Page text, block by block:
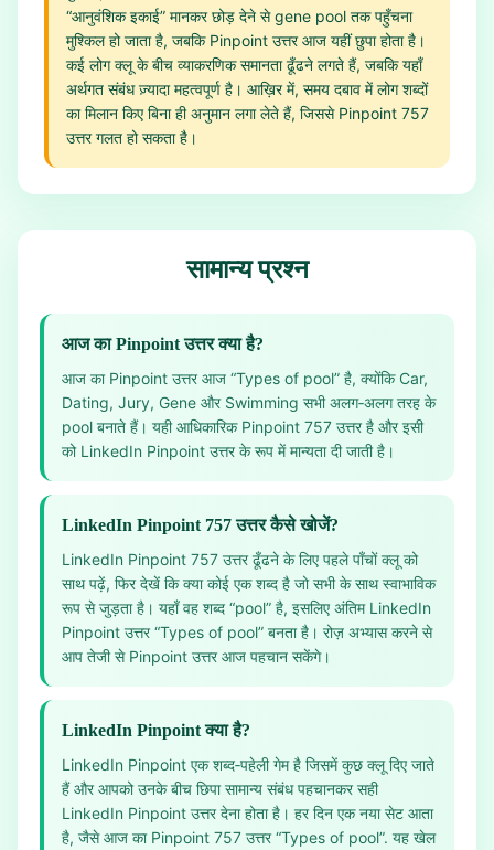
“आनुवंशिक इकाई” मानकर छोड़ देने से gene pool तक पहुँचना
मुश्किल हो जाता है, जबकि Pinpoint उत्तर आज यहीं छुपा होता है।
कई लोग क्लू के बीच व्याकरणिक समानता ढूँढने लगते हैं, जबकि यहाँ
अर्थगत संबंध ज़्यादा महत्वपूर्ण है। आख़िर में, समय दबाव में लोग शब्दों
का मिलान किए बिना ही अनुमान लगा लेते हैं, जिससे Pinpoint 757
उत्तर गलत हो सकता है।
सामान्य प्रश्न
आज का Pinpoint उत्तर क्या है?
आज का Pinpoint उत्तर आज “Types of pool” है, क्योंकि Car,
Dating, Jury, Gene और Swimming सभी अलग‑अलग तरह के
pool बनाते हैं। यही आधिकारिक Pinpoint 757 उत्तर है और इसी
को LinkedIn Pinpoint उत्तर के रूप में मान्यता दी जाती है।
LinkedIn Pinpoint 757 उत्तर कैसे खोजें?
LinkedIn Pinpoint 757 उत्तर ढूँढने के लिए पहले पाँचों क्लू को
साथ पढ़ें, फिर देखें कि क्या कोई एक शब्द है जो सभी के साथ स्वाभाविक
रूप से जुड़ता है। यहाँ वह शब्द “pool” है, इसलिए अंतिम LinkedIn
Pinpoint उत्तर “Types of pool” बनता है। रोज़ अभ्यास करने से
आप तेजी से Pinpoint उत्तर आज पहचान सकेंगे।
LinkedIn Pinpoint क्या है?
LinkedIn Pinpoint एक शब्द‑पहेली गेम है जिसमें कुछ क्लू दिए जाते
हैं और आपको उनके बीच छिपा सामान्य संबंध पहचानकर सही
LinkedIn Pinpoint उत्तर देना होता है। हर दिन एक नया सेट आता
है, जैसे आज का Pinpoint 757 उत्तर “Types of pool”. यह खेल